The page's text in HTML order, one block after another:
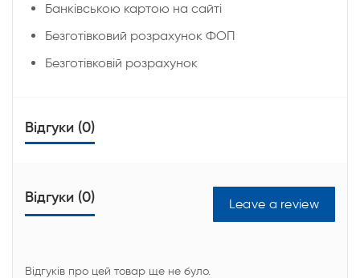
Банківською картою на сайті
Безготівковий розрахунок ФОП
Безготівковій розрахунок
Відгуки (0)
Відгуки (0) Leave a review
Відгуків про цей товар ще не було.